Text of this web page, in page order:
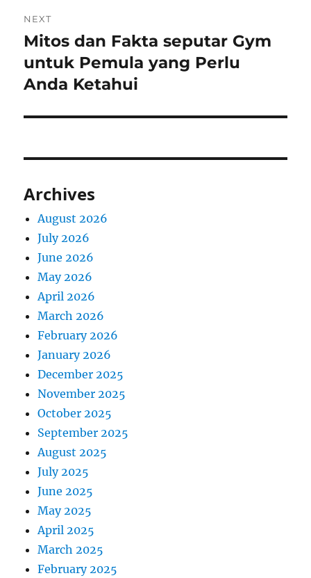
NEXT
Next
post:
Mitos dan Fakta seputar Gym
untuk Pemula yang Perlu
Anda Ketahui
Archives
August 2026
July 2026
June 2026
May 2026
April 2026
March 2026
February 2026
January 2026
December 2025
November 2025
October 2025
September 2025
August 2025
July 2025
June 2025
May 2025
April 2025
March 2025
February 2025